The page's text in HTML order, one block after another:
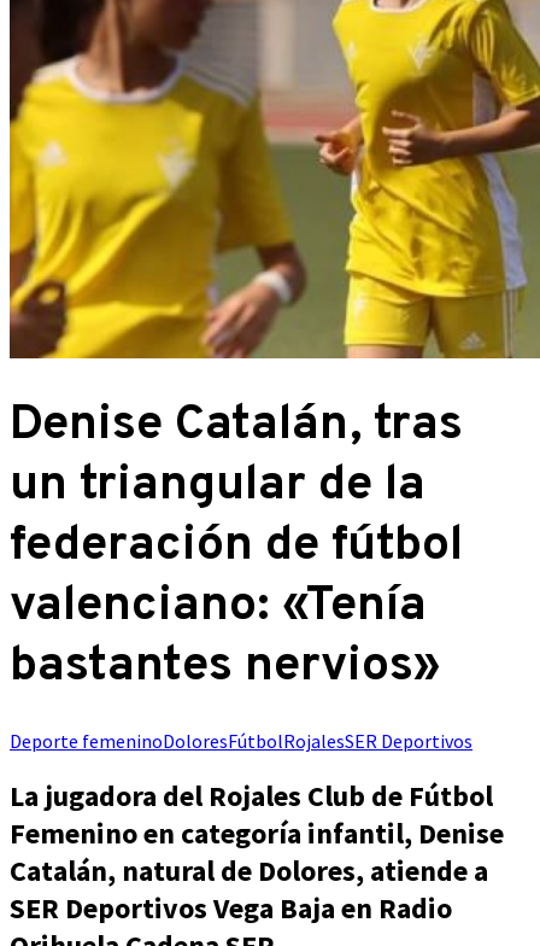
Denise Catalán, tras
un triangular de la
federación de fútbol
valenciano: «Tenía
bastantes nervios»
Deporte femeninoDoloresFútbolRojalesSER Deportivos
La jugadora del Rojales Club de Fútbol
Femenino en categoría infantil, Denise
Catalán, natural de Dolores, atiende a
SER Deportivos Vega Baja en Radio